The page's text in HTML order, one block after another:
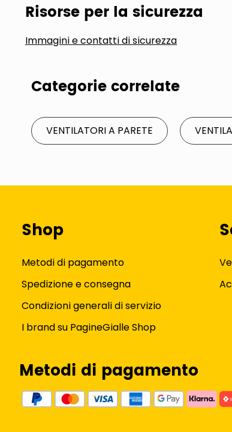
Risorse per la sicurezza
Immagini e contatti di sicurezza
Categorie correlate
VENTILATORI A PARETE
Shop
Metodi di pagamento
Spedizione e consegna
Condizioni generali di servizio
I brand su PagineGialle Shop
Metodi di pagamento